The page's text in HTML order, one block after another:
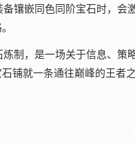
镶嵌同色同阶宝石时，会
制，是一场关于信息、
铺就一条通往巅峰的王者